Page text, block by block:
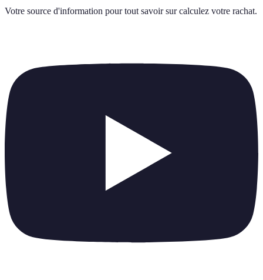
Votre source d'information pour tout savoir sur calculez votre rachat.